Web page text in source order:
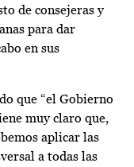
de consejeras y
para dar
en sus
que “el Gobierno
muy claro que,
aplicar las
a todas las